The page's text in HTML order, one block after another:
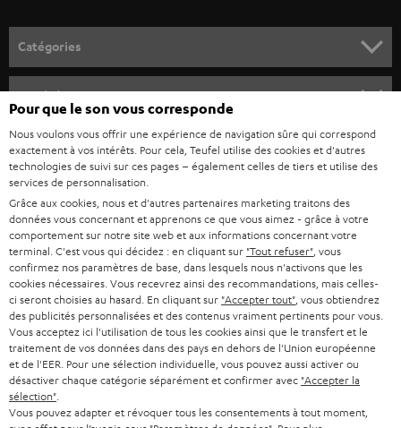
o
u
s
à
l
a
n
e
w
s
l
e
t
t
e
Catégories
BARRES DE SON
STEREO
SMART HOME
BLUETOOTH
CASQUES AUDIO
CASQUES BLUETOOTH AUDIO
SYSTEMES COMPLETS
Société
SUPPORT
CARRIÈRE
PRESSE
B2B
NEWSLETTER
MAGASINS
AVANTAGES D’ACHAT
Boutiques en ligne Teufel
ALLEMAGNE
AUTRICHE
SUISSE
PAYS-BAS
BELGIQUE
Pour que le son vous corresponde
Nous voulons vous offrir une expérience de navigation sûre qui correspond
exactement à vos intérêts. Pour cela, Teufel utilise des cookies et d'autres
technologies de suivi sur ces pages – également celles de tiers et utilise des
services de personnalisation.
Grâce aux cookies, nous et d'autres partenaires marketing traitons des
données vous concernant et apprenons ce que vous aimez - grâce à votre
comportement sur notre site web et aux informations concernant votre
terminal. C'est vous qui décidez : en cliquant sur "Tout refuser" , vous
confirmez nos paramètres de base, dans lesquels nous n'activons que les
cookies nécessaires. Vous recevrez ainsi des recommandations, mais celles-
ci seront choisies au hasard. En cliquant sur "Accepter tout" , vous obtiendrez
des publicités personnalisées et des contenus vraiment pertinents pour vous.
Vous acceptez ici l'utilisation de tous les cookies ainsi que le transfert et le
traitement de vos données dans des pays en dehors de l'Union européenne
et de l'EER. Pour une sélection individuelle, vous pouvez aussi activer ou
désactiver chaque catégorie séparément et confirmer avec "Accepter la
sélection"
Vous pouvez adapter et révoquer tous les consentements à tout moment,